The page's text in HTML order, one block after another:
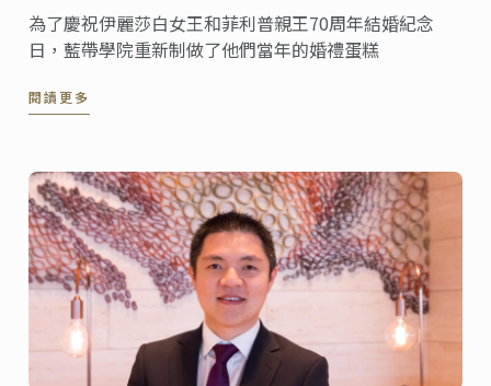
為了慶祝伊麗莎白女王和菲利普親王70周年結婚紀念
日，藍帶學院重新制做了他們當年的婚禮蛋糕
閱讀更多